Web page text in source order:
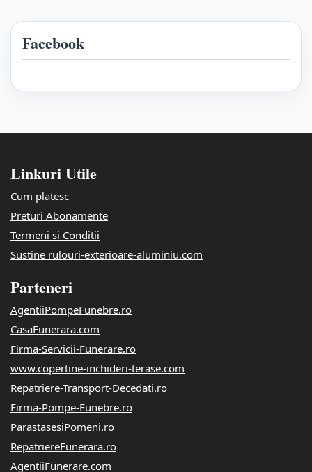
Facebook
Linkuri Utile
Cum platesc
Preturi Abonamente
Termeni si Conditii
Sustine rulouri-exterioare-aluminiu.com
Parteneri
AgentiiPompeFunebre.ro
CasaFunerara.com
Firma-Servicii-Funerare.ro
www.copertine-inchideri-terase.com
Repatriere-Transport-Decedati.ro
Firma-Pompe-Funebre.ro
ParastasesiPomeni.ro
RepatriereFunerara.ro
AgentiiFunerare.com